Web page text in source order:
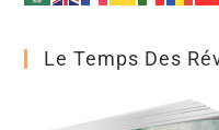
Le Temps Des